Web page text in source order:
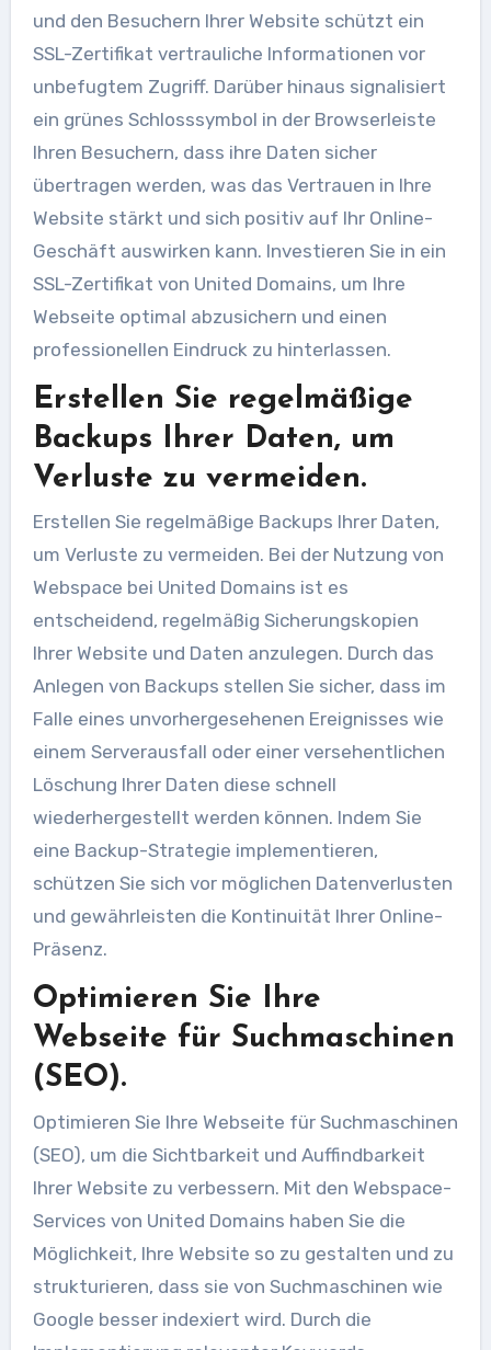
und den Besuchern Ihrer Website schützt ein
SSL-Zertifikat vertrauliche Informationen vor
unbefugtem Zugriff. Darüber hinaus signalisiert
ein grünes Schlosssymbol in der Browserleiste
Ihren Besuchern, dass ihre Daten sicher
übertragen werden, was das Vertrauen in Ihre
Website stärkt und sich positiv auf Ihr Online-
Geschäft auswirken kann. Investieren Sie in ein
SSL-Zertifikat von United Domains, um Ihre
Webseite optimal abzusichern und einen
professionellen Eindruck zu hinterlassen.
Erstellen Sie regelmäßige
Backups Ihrer Daten, um
Verluste zu vermeiden.
Erstellen Sie regelmäßige Backups Ihrer Daten,
um Verluste zu vermeiden. Bei der Nutzung von
Webspace bei United Domains ist es
entscheidend, regelmäßig Sicherungskopien
Ihrer Website und Daten anzulegen. Durch das
Anlegen von Backups stellen Sie sicher, dass im
Falle eines unvorhergesehenen Ereignisses wie
einem Serverausfall oder einer versehentlichen
Löschung Ihrer Daten diese schnell
wiederhergestellt werden können. Indem Sie
eine Backup-Strategie implementieren,
schützen Sie sich vor möglichen Datenverlusten
und gewährleisten die Kontinuität Ihrer Online-
Präsenz.
Optimieren Sie Ihre
Webseite für Suchmaschinen
(SEO).
Optimieren Sie Ihre Webseite für Suchmaschinen
(SEO), um die Sichtbarkeit und Auffindbarkeit
Ihrer Website zu verbessern. Mit den Webspace-
Services von United Domains haben Sie die
Möglichkeit, Ihre Website so zu gestalten und zu
strukturieren, dass sie von Suchmaschinen wie
Google besser indexiert wird. Durch die